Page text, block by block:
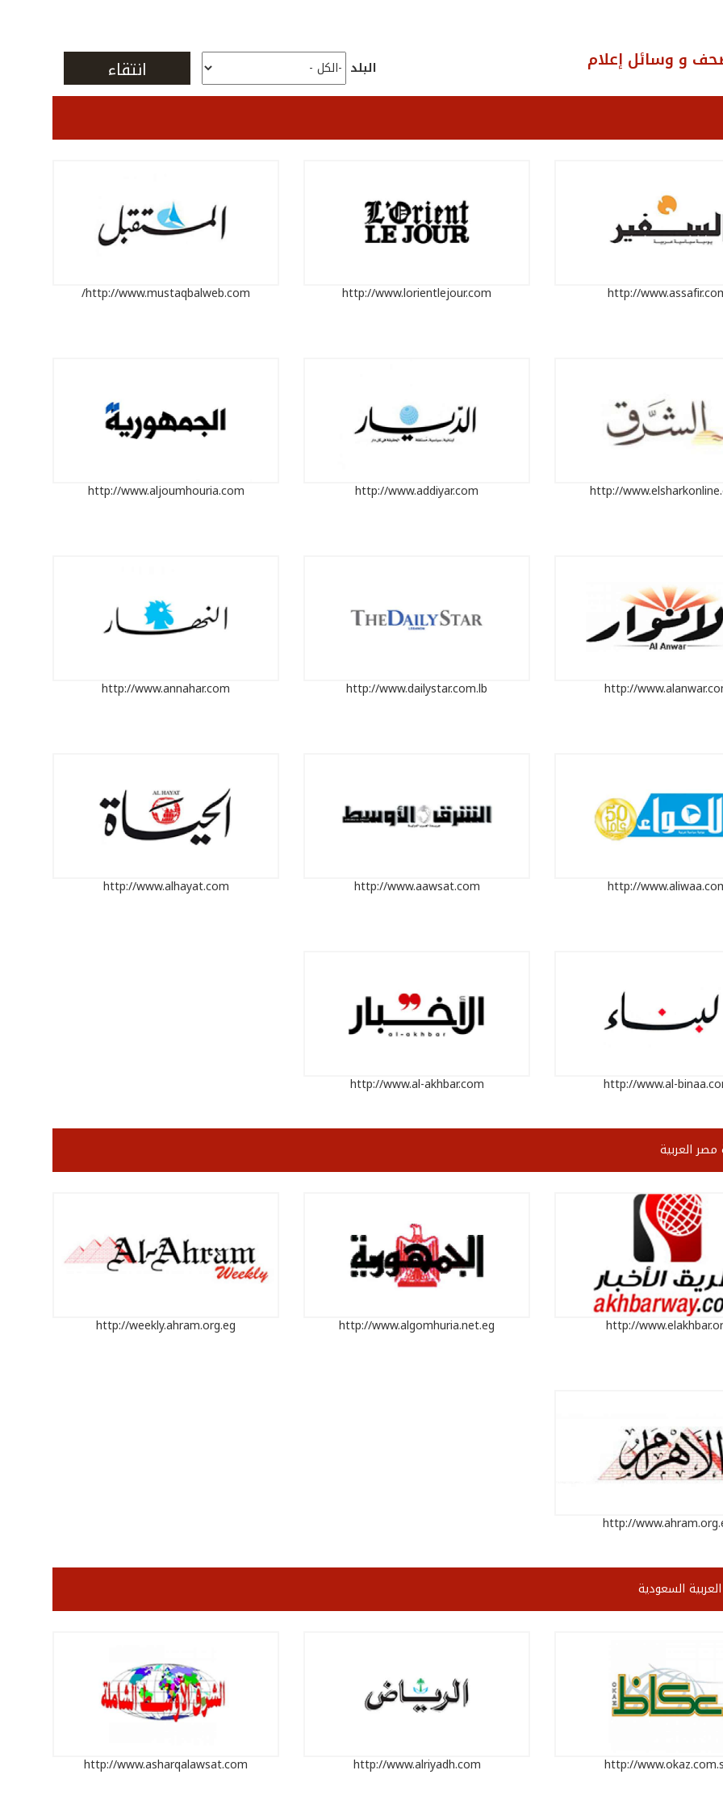
و وسائل إعلام البلد
http://
http://www.lorientlejour.com
http://www.mustaqbalweb.com/
http://
http://www.addiyar.com
http://www.aljoumhouria.com
http://
http://www.dailystar.com.lb
http://www.annahar.com
http://
http://www.aawsat.com
http://www.alhayat.com
http://www.al-
http://www.al-akhbar.com
العربية
http://
http://www.algomhuria.net.eg
http://weekly.ahram.org.eg
http://
السعودية
http://
http://www.alriyadh.com
http://www.asharqalawsat.com